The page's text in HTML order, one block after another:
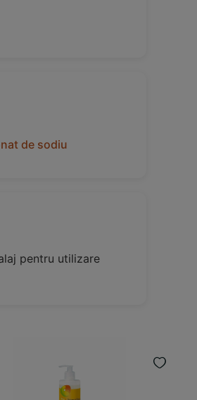
de sodiu
pentru utilizare